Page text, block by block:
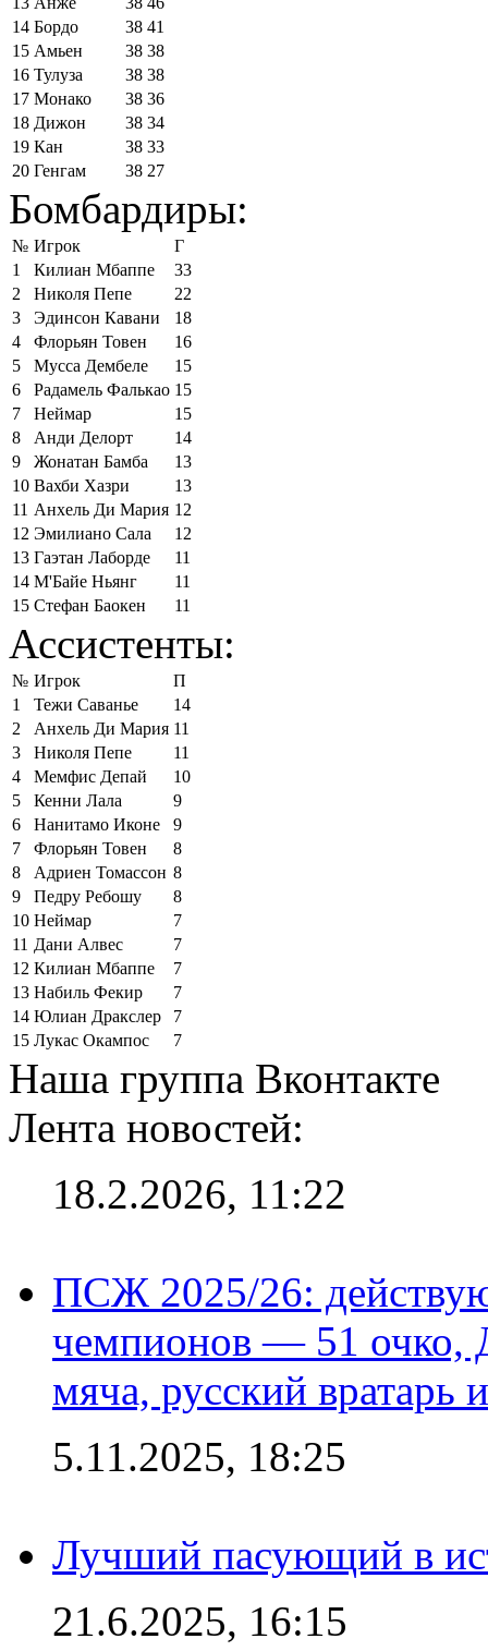
14 Бордо 38 41
15 Амьен 38 38
16 Тулуза 38 38
17 Монако 38 36
18 Дижон 38 34
19 Кан 38 33
20 Генгам 38 27
Бомбардиры:
№ Игрок
Г
1
Килиан Мбаппе
33
2
Николя Пепе
22
3
Эдинсон Кавани
18
4
Флорьян Товен
16
5
Мусса Дембеле
15
6
Радамель Фалькао 15
7
Неймар
15
8
Анди Делорт
14
9
Жонатан Бамба
13
10 Вахби Хазри
13
11 Анхель Ди Мария 12
12 Эмилиано Сала
12
13 Гаэтан Лаборде
11
14 М'Байе Ньянг
11
15 Стефан Баокен 11
Ассистенты:
№ Игрок
П
1
Тежи Саванье
14
2
Анхель Ди Мария 11
3
Николя Пепе
11
4
Мемфис Депай
10
5
Кенни Лала
9
6
Нанитамо Иконе
9
7
Флорьян Товен
8
8
Адриен Томассон 8
9
Педру Ребошу
8
10 Неймар
7
11 Дани Алвес
7
12 Килиан Мбаппе
7
13 Набиль Фекир
7
14 Юлиан Дракслер
7
15 Лукас Окампос 7
Наша группа Вконтакте
Лента новостей:
18.2.2026, 11:22
ПСЖ 2025/26:
чемпионов — 51 очко,
мяча, русский вратарь
5.11.2025, 18:25
Лучший пасующий в
21.6.2025, 16:15